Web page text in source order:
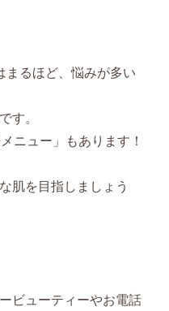
まるほど、悩みが多い
す。
ニュー」もあります！
肌を目指しましょう
ビューティーやお電話